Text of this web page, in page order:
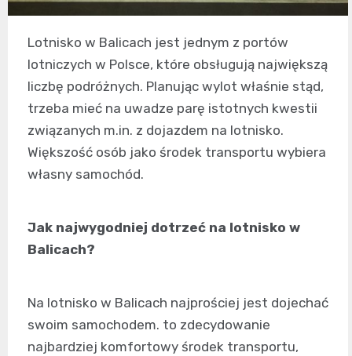
Lotnisko w Balicach jest jednym z portów
lotniczych w Polsce, które obsługują największą
liczbę podróżnych. Planując wylot właśnie stąd,
trzeba mieć na uwadze parę istotnych kwestii
związanych m.in. z dojazdem na lotnisko.
Większość osób jako środek transportu wybiera
własny samochód.
Jak najwygodniej dotrzeć na lotnisko w
Balicach?
Na lotnisko w Balicach najprościej jest dojechać
swoim samochodem. to zdecydowanie
najbardziej komfortowy środek transportu,